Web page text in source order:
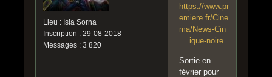
Lieu : Isla Sorna
Inscription : 29-08-2018
Messages : 3 820
https://www.pr
emiere.fr/Cine
ma/News-Cin
… ique-noire
Sortie en
février pour